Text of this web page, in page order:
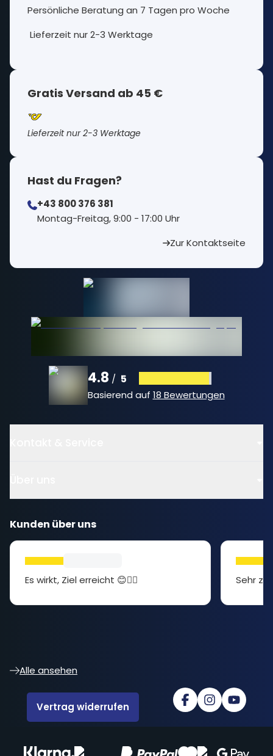
Persönliche Beratung an 7 Tagen pro Woche
Lieferzeit nur 2-3 Werktage
Gratis Versand ab 45 €
Lieferzeit nur 2-3 Werktage
Hast du Fragen?
+43 800 376 381
⁠Montag-Freitag, 9:00 - 17:00 Uhr
Zur Kontaktseite
4.8 / 5
Basierend auf 18 Bewertungen
Kunden über uns
Es wirkt, Ziel erreicht 😊👍🏻 Sehr
Alle ansehen
Vertrag widerrufen